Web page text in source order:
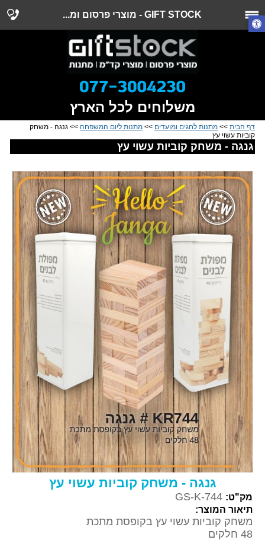
GIFT STOCK - מוצרי פרסום ומ...
משלוחים לכל הארץ
דף הבית >> מתנות לחגים ומועדים >> מתנות ליום המשפחה >> גנגה - משחק
קוביות עשוי עץ
גנגה - משחק קוביות עשוי עץ
גנגה - משחק קוביות עשוי עץ
מק"ט: GS-K-744
תיאור המוצר:
משחק קוביות עשוי עץ בקופסת מתכת
48 חלקים